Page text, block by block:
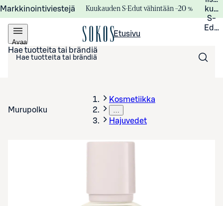
Markkinointiviestejä Kuukauden S-Edut vähintään –20 %
S-
Avaa
valikko
Etusivu
Hae tuotteita tai brändiä
Murupolku
Kosmetiikka
…
Hajuvedet